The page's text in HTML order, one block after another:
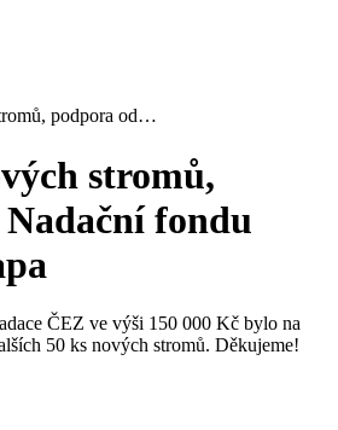
podpora od…
stromů,
fondu
ČEZ ve výši 150 000 Kč bylo na
50 ks nových stromů. Děkujeme!